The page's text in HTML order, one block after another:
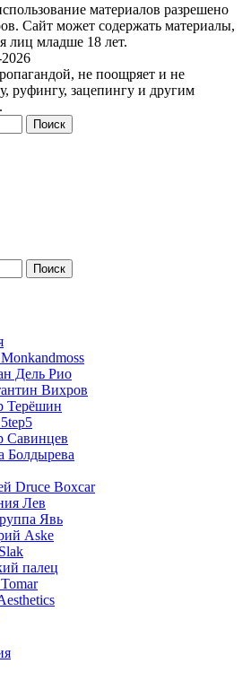
материалов разрешено
Сайт может содержать материалы,
лиц младше 18 лет.
не поощряет и не
руфингу, зацепингу и другим
Поиск
Поиск
Дель Рио
Вихров
Терёшин
Савинцев
Болдырева
Druce Boxcar
Лев
Явь
Aske
палец